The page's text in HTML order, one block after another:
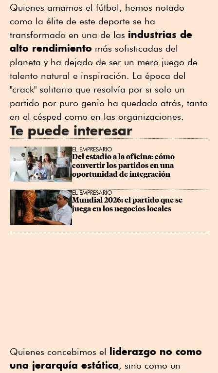
Quienes amamos el fútbol, hemos notado
como la élite de este deporte se ha
transformado en una de las industrias de
alto rendimiento más sofisticadas del
planeta y ha dejado de ser un mero juego de
talento natural e inspiración. La época del
"crack" solitario que resolvía por si solo un
partido por puro genio ha quedado atrás, tanto
en el césped como en las organizaciones.
Te puede interesar
EL EMPRESARIO
Del estadio a la oficina: cómo
convertir los partidos en una
oportunidad de integración
EL EMPRESARIO
Mundial 2026: el partido que se
juega en los negocios locales
Quienes concebimos el
liderazgo no como
una jerarquía estática, sino como un